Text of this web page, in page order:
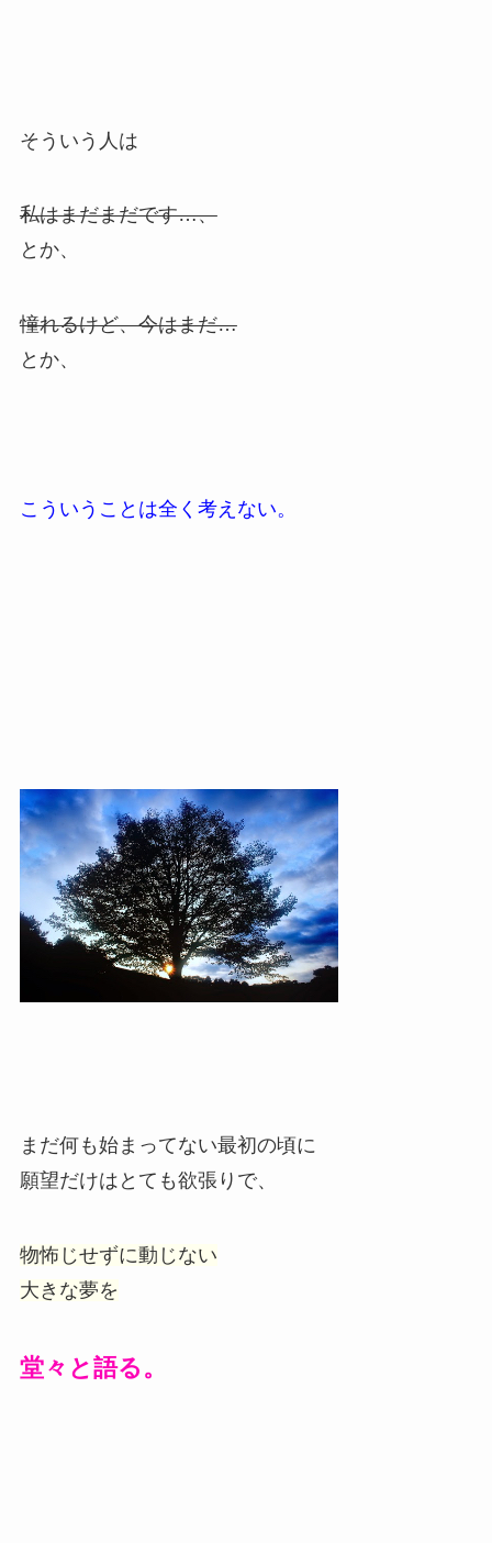
そういう人は
私はまだまだです…、
とか、
憧れるけど、今はまだ…
とか、
こういうことは全く考えない。
まだ何も始まってない最初の頃に
願望だけはとても欲張りで、
物怖じせずに動じない
大きな夢を
堂々と語る。